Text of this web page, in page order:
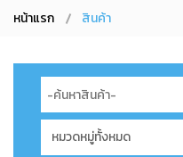
หน้าแรก สินค้า